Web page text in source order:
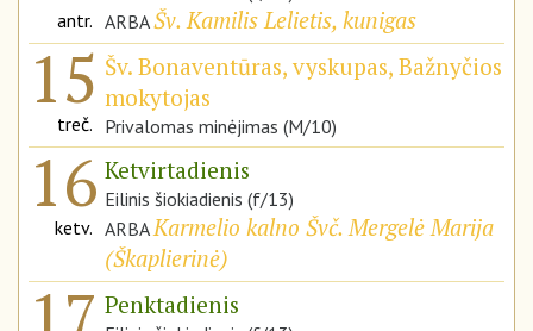
antr. ARBAŠv. Kamilis Lelietis, kunigas
15
treč.
Šv. Bonaventūras, vyskupas, Bažnyčios
mokytojas
Privalomas minėjimas (M/10)
16
ketv.
Ketvirtadienis
Eilinis šiokiadienis (f/13)
ARBAKarmelio kalno Švč. Mergelė Marija
(Škaplierinė)
Penktadienis